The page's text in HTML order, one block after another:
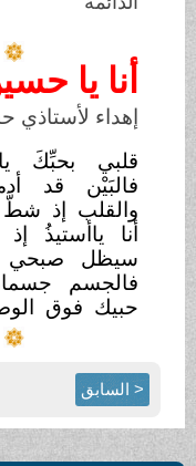
حسين عبد القادر
ياحسينُ
توهَّجا
أدمى الفؤادَ أواره
النوى ألفَالجوى
إذ تملَّكني الهوى
سارياً فيليله
البعاد نفاهما ،
شعراً ساحراً